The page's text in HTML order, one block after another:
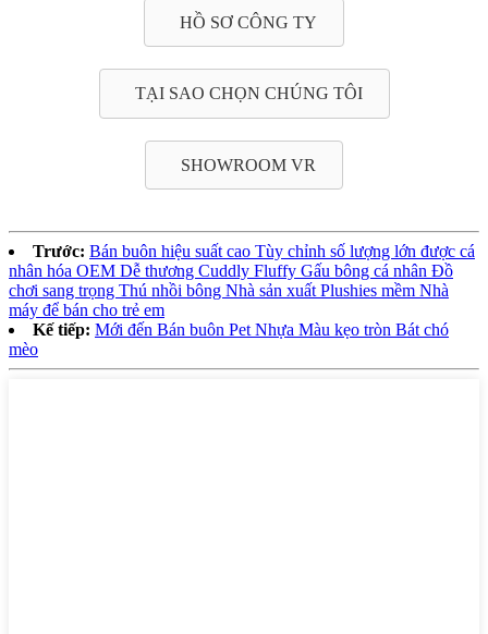
HỒ SƠ CÔNG TY
TẠI SAO CHỌN CHÚNG TÔI
SHOWROOM VR
Trước: Bán buôn hiệu suất cao Tùy chỉnh số lượng lớn được cá
nhân hóa OEM Dễ thương Cuddly Fluffy Gấu bông cá nhân Đồ
chơi sang trọng Thú nhồi bông Nhà sản xuất Plushies mềm Nhà
máy để bán cho trẻ em
Kế tiếp: Mới đến Bán buôn Pet Nhựa Màu kẹo tròn Bát chó
mèo